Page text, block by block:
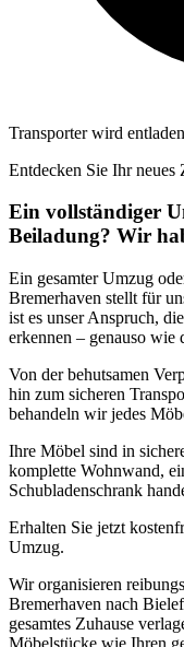
Transporter wird
Entdecken Sie Ihr neues
Ein vollständiger
Beiladung? Wir
Ein gesamter Umzug
Bremerhaven stellt für
ist es unser Anspruch,
erkennen – genauso
Von der behutsamen
hin zum sicheren
behandeln wir jedes
Ihre Möbel sind in
komplette Wohnwand,
Schubladenschrank
Erhalten Sie jetzt
Umzug.
Wir organisieren
Bremerhaven nach
gesamtes Zuhause
Möbelstücke wie Ihren